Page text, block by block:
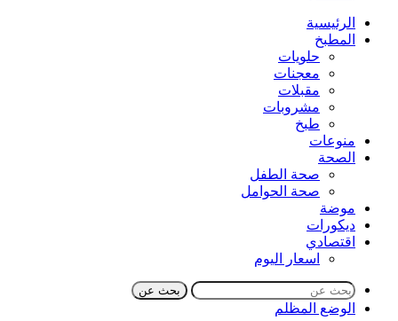
الرئيسية
المطبخ
حلويات
معجنات
مقبلات
مشروبات
طبخ
منوعات
الصحة
صحة الطفل
صحة الحوامل
موضة
ديكورات
اقتصادي
اسعار اليوم
بحث عن
الوضع المظلم